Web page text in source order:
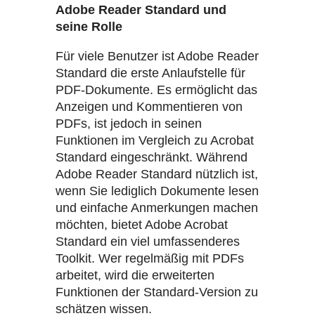
Adobe Reader Standard und
seine Rolle
Für viele Benutzer ist Adobe Reader
Standard die erste Anlaufstelle für
PDF-Dokumente. Es ermöglicht das
Anzeigen und Kommentieren von
PDFs, ist jedoch in seinen
Funktionen im Vergleich zu Acrobat
Standard eingeschränkt. Während
Adobe Reader Standard nützlich ist,
wenn Sie lediglich Dokumente lesen
und einfache Anmerkungen machen
möchten, bietet Adobe Acrobat
Standard ein viel umfassenderes
Toolkit. Wer regelmäßig mit PDFs
arbeitet, wird die erweiterten
Funktionen der Standard-Version zu
schätzen wissen.